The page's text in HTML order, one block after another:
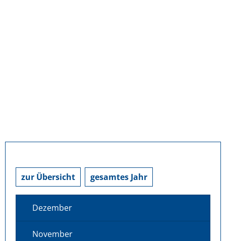
zur Übersicht gesamtes Jahr
Dezember
November